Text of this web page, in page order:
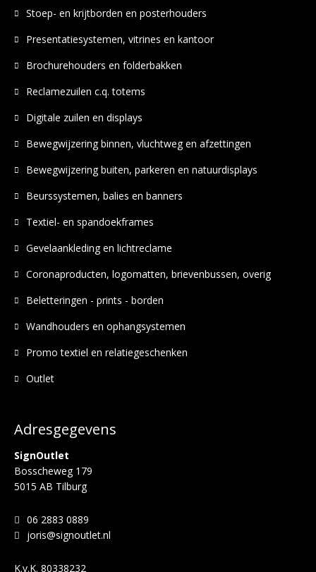
Adresgegevens
SignOutlet
Bosscheweg 179
5015 AB Tilburg
06 2883 0889
joris@signoutlet.nl
K.v.K. 80338232
Stoep- en krijtborden en posterhouders
Presentatiesystemen, vitrines en kantoor
Brochurehouders en folderbakken
Reclamezuilen c.q. totems
Digitale zuilen en displays
Bewegwijzering binnen, vluchtweg en afzettingen
Bewegwijzering buiten, parkeren en natuurdisplays
Beurssystemen, balies en banners
Textiel- en spandoekframes
Gevelaankleding en lichtreclame
Coronaproducten, logomatten, brievenbussen, overig
Beletteringen - prints - borden
Wandhouders en ophangsystemen
Promo textiel en relatiegeschenken
Outlet